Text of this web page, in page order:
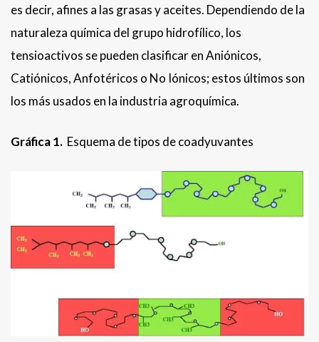
es decir, afines a las grasas y aceites. Dependiendo de la
naturaleza química del grupo hidrofílico, los
tensioactivos se pueden clasificar en Aniónicos,
Catiónicos, Anfotéricos o No Iónicos; estos últimos son
los más usados en la industria agroquímica.
Gráfica 1. Esquema de tipos de coadyuvantes